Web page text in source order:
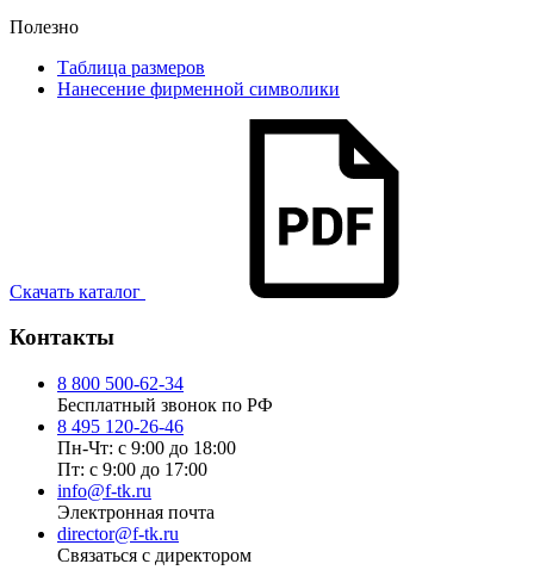
Полезно
Таблица размеров
Нанесение фирменной символики
Скачать каталог
Контакты
8 800 500-62-34
Бесплатный звонок по РФ
8 495 120-26-46
Пн-Чт: с 9:00 до 18:00
Пт: с 9:00 до 17:00
info@f-tk.ru
Электронная почта
director@f-tk.ru
Связаться с директором